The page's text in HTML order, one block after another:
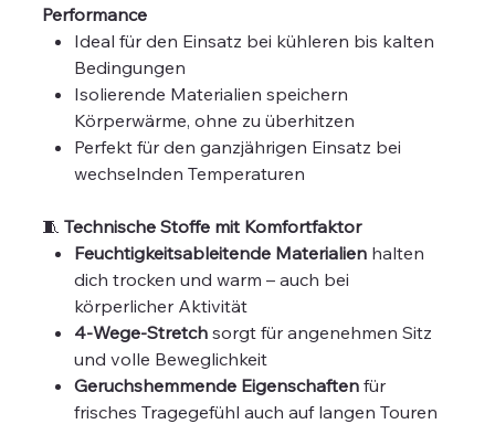
Performance
Ideal für den Einsatz bei kühleren bis kalten
Bedingungen
Isolierende Materialien speichern
Körperwärme, ohne zu überhitzen
Perfekt für den ganzjährigen Einsatz bei
wechselnden Temperaturen
🧵Technische Stoffe mit Komfortfaktor
Feuchtigkeitsableitende Materialien halten
dich trocken und warm – auch bei
körperlicher Aktivität
4-Wege-Stretch sorgt für angenehmen Sitz
und volle Beweglichkeit
Geruchshemmende Eigenschaften für
frisches Tragegefühl auch auf langen Touren